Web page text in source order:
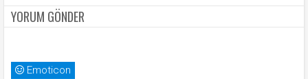
YORUM GÖNDER
Emoticon